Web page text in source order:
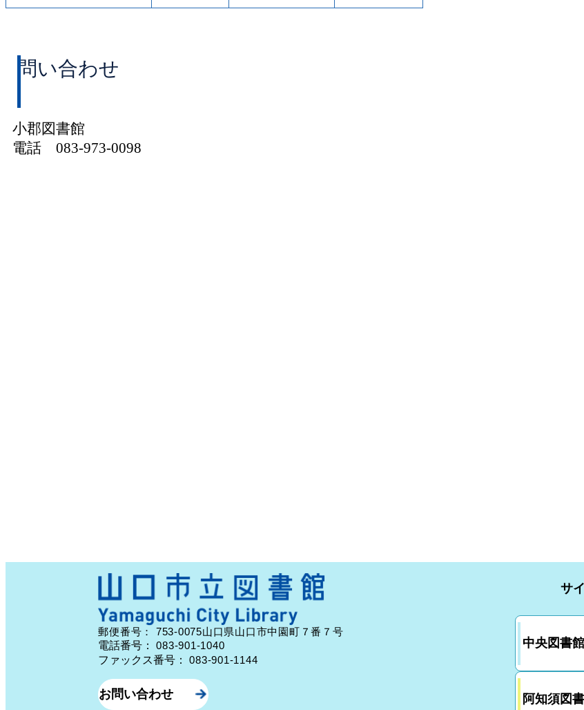
問い合わせ
小郡図書館
電話 083-973-0098
郵便番号： 753-0075山口県山口市中園町７番７号
電話番号：083-901-1040
ファックス番号：083-901-1144
お問い合わせ
サ
中央図書館
阿知須図